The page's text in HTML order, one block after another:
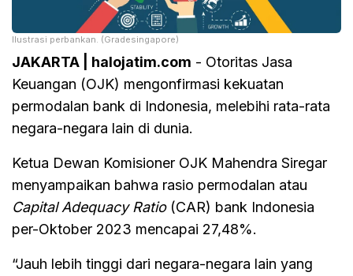
Ilustrasi perbankan. (Gradesingapore)
JAKARTA | halojatim.com - Otoritas Jasa
Keuangan (OJK) mengonfirmasi kekuatan
permodalan bank di Indonesia, melebihi rata-rata
negara-negara lain di dunia.
Ketua Dewan Komisioner OJK Mahendra Siregar
menyampaikan bahwa rasio permodalan atau
Capital Adequacy Ratio(CAR) bank Indonesia
per-Oktober 2023 mencapai 27,48%.
“Jauh lebih tinggi dari negara-negara lain yang